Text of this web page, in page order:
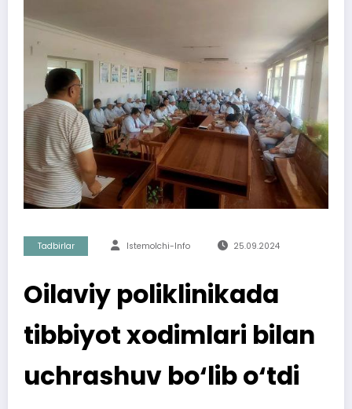
Tadbirlar Istemolchi-Info 25.09.2024
Oilaviy poliklinikada
tibbiyot xodimlari bilan
uchrashuv bo‘lib o‘tdi